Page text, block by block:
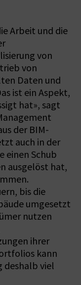
Arbeit und die
von
von
Daten und
ist ein Aspekt,
hat», sagt
der BIM-
auch in der
einen Schub
ausgelöst hat,
bis die
umgesetzt
nutzen
ihrer
kann
deshalb viel